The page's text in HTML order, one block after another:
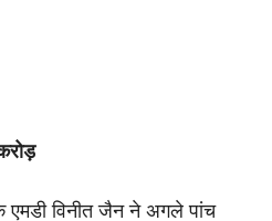
एमडी विनीत जैन ने अगले पांच